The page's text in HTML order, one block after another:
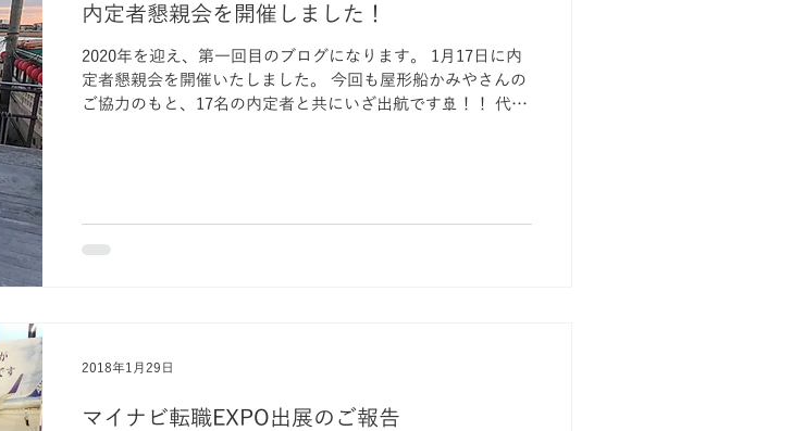
内定者懇親会を開催しました！
2020年を迎え、第一回目のブログになります。 1月17日に内
定者懇親会を開催いたしました。 今回も屋形船かみやさんの
ご協力のもと、17名の内定者と共にいざ出航です🚢！！ 代表
マイナビ転職EXPO出展のご報告
2018年1月29日